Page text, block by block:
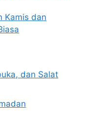
Kamis dan
dan Salat